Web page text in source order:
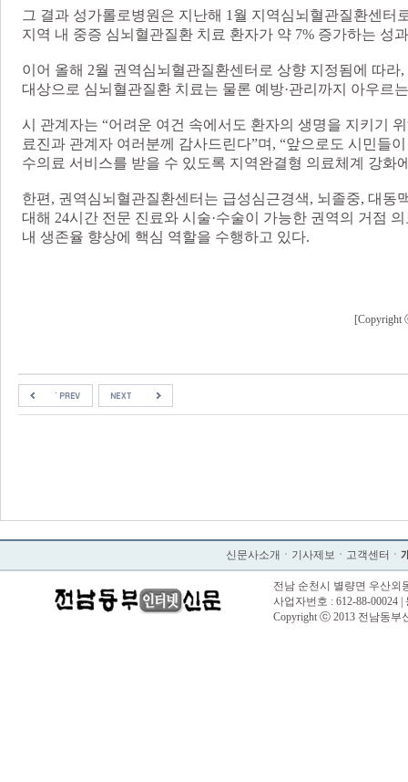
그 결과 성가롤로병원은 지난해 1월 지역심뇌혈관질환센터
지역 내 중증 심뇌혈관질환 치료 환자가 약 7% 증가하는 성
이어 올해 2월 권역심뇌혈관질환센터로 상향 지정됨에 따
대상으로 심뇌혈관질환 치료는 물론 예방·관리까지 아우르
시 관계자는 “어려운 여건 속에서도 환자의 생명을 지키기
료진과 관계자 여러분께 감사드린다”며, “앞으로도 시민들
수의료 서비스를 받을 수 있도록 지역완결형 의료체계 강화
한편, 권역심뇌혈관질환센터는 급성심근경색, 뇌졸중, 대동
대해 24시간 전문 진료와 시술·수술이 가능한 권역의 거점
내 생존율 향상에 핵심 역할을 수행하고 있다.
신문사소개 ㆍ 기사제보 ㆍ 고객센터 ㆍ
전남 순천시 별량면 우산외
사업자번호 : 612-88-00024
Copyright ⓒ 2013 전남동부